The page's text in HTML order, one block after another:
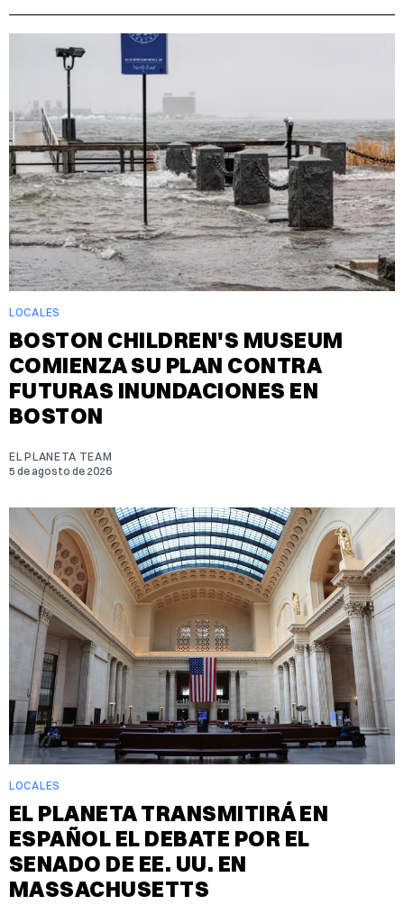
LOCALES
BOSTON CHILDREN'S MUSEUM
COMIENZA SU PLAN CONTRA
FUTURAS INUNDACIONES EN
BOSTON
EL PLANETA TEAM
5 de agosto de 2026
LOCALES
EL PLANETA TRANSMITIRÁ EN
ESPAÑOL EL DEBATE POR EL
SENADO DE EE. UU. EN
MASSACHUSETTS